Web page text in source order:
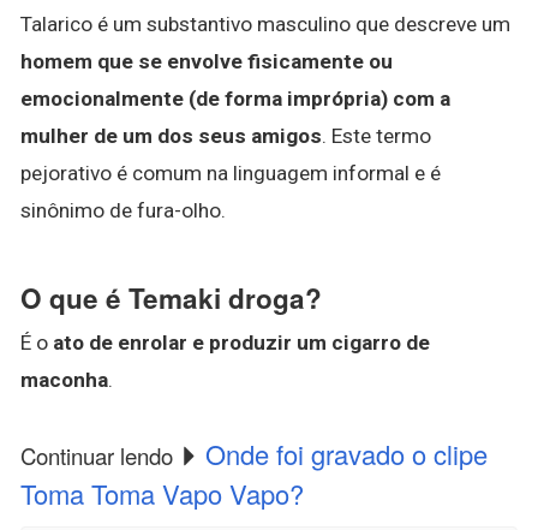
Talarico é um substantivo masculino que descreve um
homem que se envolve fisicamente ou
emocionalmente (de forma imprópria) com a
mulher de um dos seus amigos. Este termo
pejorativo é comum na linguagem informal e é
sinônimo de fura-olho.
O que é Temaki droga?
É o ato de enrolar e produzir um cigarro de
maconha.
Continuar lendo
Onde foi gravado o clipe
Toma Toma Vapo Vapo?